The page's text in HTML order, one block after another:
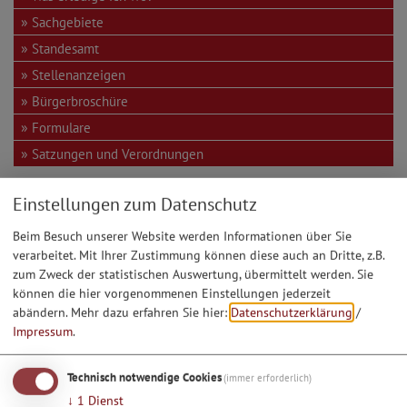
Sachgebiete
Standesamt
Stellenanzeigen
Bürgerbroschüre
Formulare
Satzungen und Verordnungen
Ämter und Sachgebiete
Klärwerke
Mitarbeiter
Gilch Xaver
Heiderscheid Alexander
Rieger Bernhard
Schnaidt Oliver
Einstellungen zum Datenschutz
Beim Besuch unserer Website werden Informationen über Sie
verarbeitet. Mit Ihrer Zustimmung können diese auch an Dritte, z.B.
zum Zweck der statistischen Auswertung, übermittelt werden. Sie
können die hier vorgenommenen Einstellungen jederzeit
abändern. Mehr dazu erfahren Sie hier: Datenschutzerklärung /
Impressum.
Technisch notwendige Cookies(immer erforderlich)
↓ 1 Dienst